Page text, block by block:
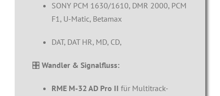
SONY PCM 1630/1610, DMR 2000, PCM
F1, U-Matic, Betamax
DAT, DAT HR, MD, CD,
🎛️ Wandler & Signalfluss:
RME M-32 AD Pro II für Multitrack-